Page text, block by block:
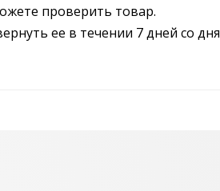
проверить товар.
ее в течении 7 дней со дня